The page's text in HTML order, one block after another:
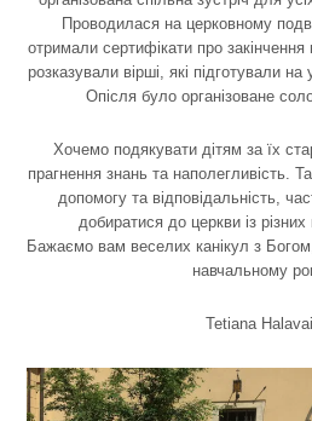
Проводилася на церковному
отримали сертифікати про
розказували вірші, які підготували
Опісля було організоване
Хочемо подякувати дітям за їх
прагнення знань та наполегливість.
допомогу та відповідальність,
добиратися до церкви із різних
Бажаємо вам веселих канікул з
навчальному
Tetiana Halavai